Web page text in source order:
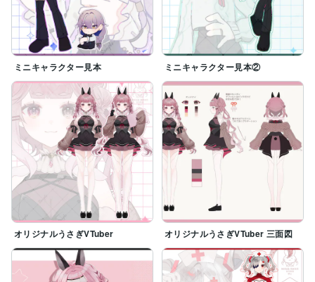
ミニキャラクター見本 ミニキャラクター見本②
オリジナルうさぎVTuber オリジナルうさぎVTuber 三面図